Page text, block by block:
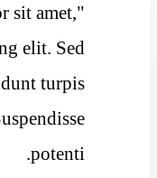
sit amet,
elit. Sed
turpis
potenti.